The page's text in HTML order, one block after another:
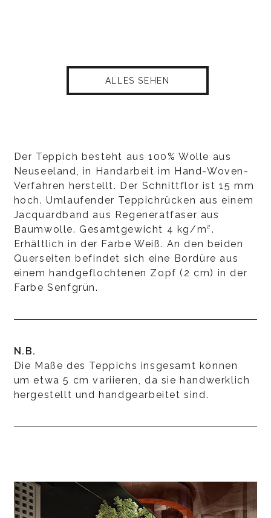
ALLES SEHEN
Der Teppich besteht aus 100% Wolle aus
Neuseeland, in Handarbeit im Hand-Woven-
Verfahren herstellt. Der Schnittflor ist 15 mm
hoch. Umlaufender Teppichrücken aus einem
Jacquardband aus Regeneratfaser aus
Baumwolle. Gesamtgewicht 4 kg/m².
Erhältlich in der Farbe Weiß. An den beiden
Querseiten befindet sich eine Bordüre aus
einem handgeflochtenen Zopf (2 cm) in der
Farbe Senfgrün.
N.B.
Die Maße des Teppichs insgesamt können
um etwa 5 cm variieren, da sie handwerklich
hergestellt und handgearbeitet sind.